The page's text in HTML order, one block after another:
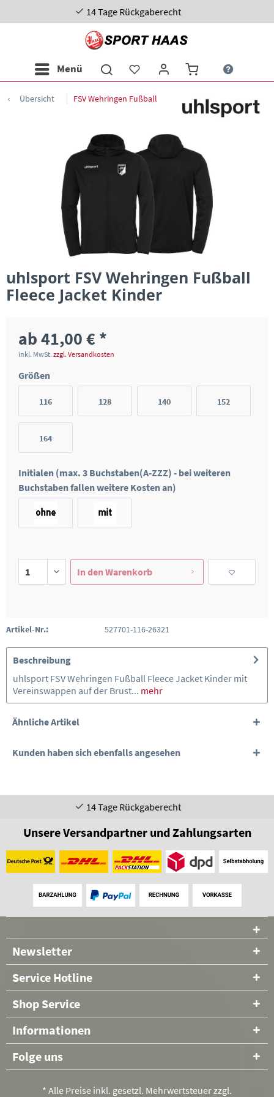
Tage Rückgaberecht
Menü
Übersicht FSV Wehringen Fußball
uhlsport FSV Wehringen Fußball
Fleece Jacket Kinder
ab 41,00 € *
inkl. MwSt. zzgl. Versandkosten
Größen
116 128 140 152
164
Initialen (max. 3 Buchstaben(A-ZZZ) - bei weiteren
Buchstaben fallen weitere Kosten an)
In den Warenkorb
Artikel-Nr.: 527701-116-26321
Beschreibung
uhlsport FSV Wehringen Fußball Fleece Jacket Kinder mit
Vereinswappen auf der Brust... mehr
Ähnliche Artikel
Kunden haben sich ebenfalls angesehen
Tage Rückgaberecht
Unsere Versandpartner und Zahlungsarten
Newsletter
Service Hotline
Shop Service
Informationen
Folge uns
* Alle Preise inkl. gesetzl. Mehrwertsteuer zzgl.